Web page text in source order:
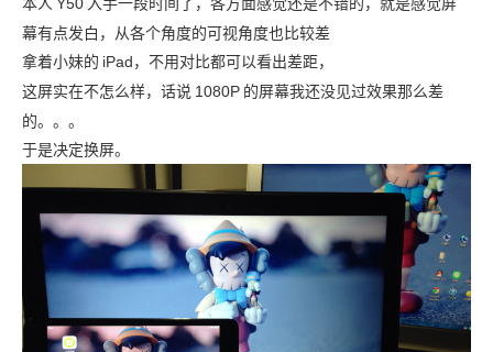
幕有点发白，从各个角度的可视角度也比较差
拿着小妹的 iPad，不用对比都可以看出差距，
这屏实在不怎么样，话说 1080P 的屏幕我还没见过效果那么差
的。。。
于是决定换屏。